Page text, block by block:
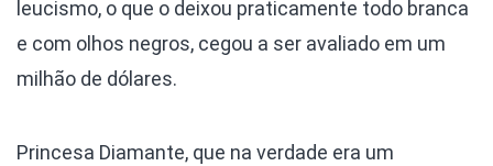
leucismo, o que o deixou praticamente todo branca
e com olhos negros, cegou a ser avaliado em um
milhão de dólares.
Princesa Diamante, que na verdade era um